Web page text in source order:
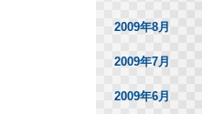
2009年8月
2009年7月
2009年6月